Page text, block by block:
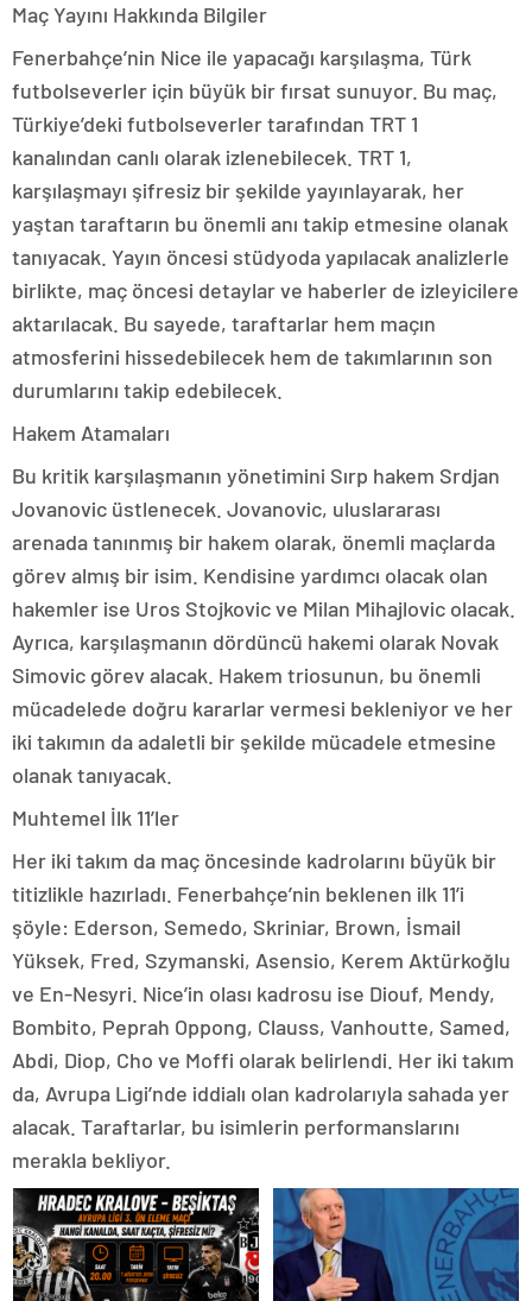
Maç Yayını Hakkında Bilgiler
Fenerbahçe’nin Nice ile yapacağı karşılaşma, Türk
futbolseverler için büyük bir fırsat sunuyor. Bu maç,
Türkiye’deki futbolseverler tarafından TRT 1
kanalından canlı olarak izlenebilecek. TRT 1,
karşılaşmayı şifresiz bir şekilde yayınlayarak, her
yaştan taraftarın bu önemli anı takip etmesine olanak
tanıyacak. Yayın öncesi stüdyoda yapılacak analizlerle
birlikte, maç öncesi detaylar ve haberler de izleyicilere
aktarılacak. Bu sayede, taraftarlar hem maçın
atmosferini hissedebilecek hem de takımlarının son
durumlarını takip edebilecek.
Hakem Atamaları
Bu kritik karşılaşmanın yönetimini Sırp hakem Srdjan
Jovanovic üstlenecek. Jovanovic, uluslararası
arenada tanınmış bir hakem olarak, önemli maçlarda
görev almış bir isim. Kendisine yardımcı olacak olan
hakemler ise Uros Stojkovic ve Milan Mihajlovic olacak.
Ayrıca, karşılaşmanın dördüncü hakemi olarak Novak
Simovic görev alacak. Hakem triosunun, bu önemli
mücadelede doğru kararlar vermesi bekleniyor ve her
iki takımın da adaletli bir şekilde mücadele etmesine
olanak tanıyacak.
Muhtemel İlk 11’ler
Her iki takım da maç öncesinde kadrolarını büyük bir
titizlikle hazırladı. Fenerbahçe’nin beklenen ilk 11’i
şöyle: Ederson, Semedo, Skriniar, Brown, İsmail
Yüksek, Fred, Szymanski, Asensio, Kerem Aktürkoğlu
ve En-Nesyri. Nice’in olası kadrosu ise Diouf, Mendy,
Bombito, Peprah Oppong, Clauss, Vanhoutte, Samed,
Abdi, Diop, Cho ve Moffi olarak belirlendi. Her iki takım
da, Avrupa Ligi’nde iddialı olan kadrolarıyla sahada yer
alacak. Taraftarlar, bu isimlerin performanslarını
merakla bekliyor.